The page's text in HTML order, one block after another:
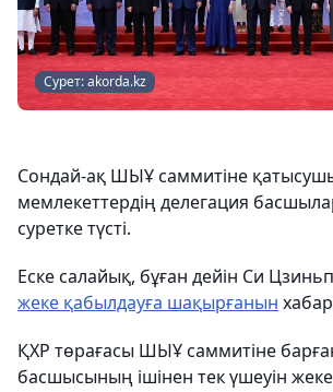
Сурет: akorda.kz
Сондай-ақ ШЫҰ саммитіне
мемлекеттердің делегация
суретке түсті.
Еске салайық, бұған дейін Си
жеке қабылдауға шақырғанын
ҚХР төрағасы ШЫҰ саммитіне
басшысының ішінен тек үшеуін